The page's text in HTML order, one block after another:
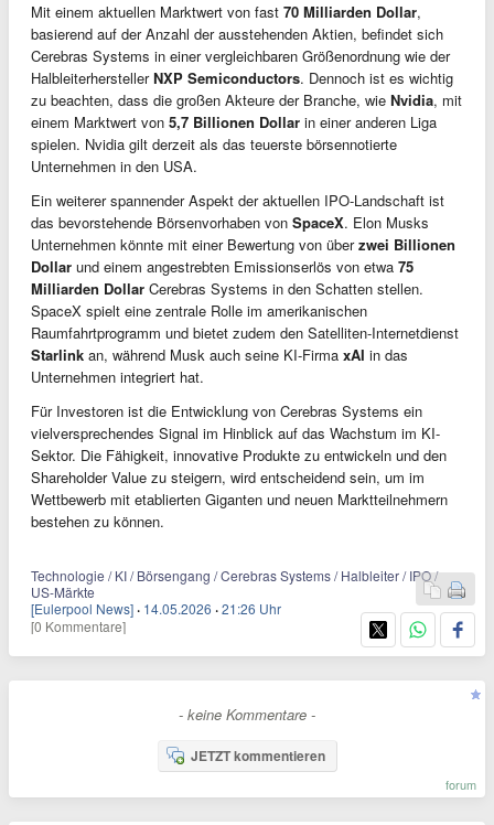
Mit einem aktuellen Marktwert von fast 70 Milliarden Dollar,
basierend auf der Anzahl der ausstehenden Aktien, befindet sich
Cerebras Systems in einer vergleichbaren Größenordnung wie der
HalbleiterherstellerNXP Semiconductors. Dennoch ist es wichtig
zu beachten, dass die großen Akteure der Branche, wie Nvidia, mit
einem Marktwert von 5,7 Billionen Dollar in einer anderen Liga
spielen. Nvidia gilt derzeit als das teuerste börsennotierte
Unternehmen in den USA.
Ein weiterer spannender Aspekt der aktuellen IPO-Landschaft ist
das bevorstehende Börsenvorhaben von SpaceX. Elon Musks
Unternehmen könnte mit einer Bewertung von überzwei Billionen
Dollar und einem angestrebten Emissionserlös von etwa 75
Milliarden Dollar Cerebras Systems in den Schatten stellen.
SpaceX spielt eine zentrale Rolle im amerikanischen
Raumfahrtprogramm und bietet zudem den Satelliten-Internetdienst
Starlink an, während Musk auch seine KI-Firma xAI in das
Unternehmen integriert hat.
Für Investoren ist die Entwicklung von Cerebras Systems ein
vielversprechendes Signal im Hinblick auf das Wachstum im KI-
Sektor. Die Fähigkeit, innovative Produkte zu entwickeln und den
Shareholder Value zu steigern, wird entscheidend sein, um im
Wettbewerb mit etablierten Giganten und neuen Marktteilnehmern
bestehen zu können.
Technologie / KI / Börsengang / Cerebras Systems / Halbleiter / IPO /
US-Märkte
[Eulerpool News] · 14.05.2026 ·21:26 Uhr
[0 Kommentare]
- keine Kommentare -
JETZT kommentieren
forum